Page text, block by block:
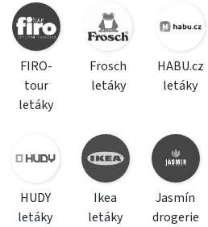
FIRO-
tour
letáky
Frosch
letáky
HABU.cz
letáky
HUDY
letáky
Ikea
letáky
Jasmín
drogerie